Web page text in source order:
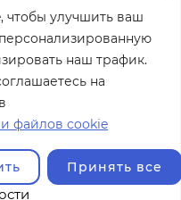
улучшить ваш
наш трафик.
на
файлов cookie
Принять все